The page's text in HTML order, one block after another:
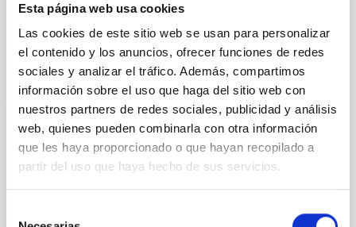
Esta página web usa cookies
Las cookies de este sitio web se usan para personalizar
el contenido y los anuncios, ofrecer funciones de redes
sociales y analizar el tráfico. Además, compartimos
información sobre el uso que haga del sitio web con
nuestros partners de redes sociales, publicidad y análisis
web, quienes pueden combinarla con otra información
que les haya proporcionado o que hayan recopilado a
partir del uso que haya hecho de sus servicios.
En ejecución
Materia Oscura: observaciones, modelos y
detección
Este proyecto transversal tiene como objetivo